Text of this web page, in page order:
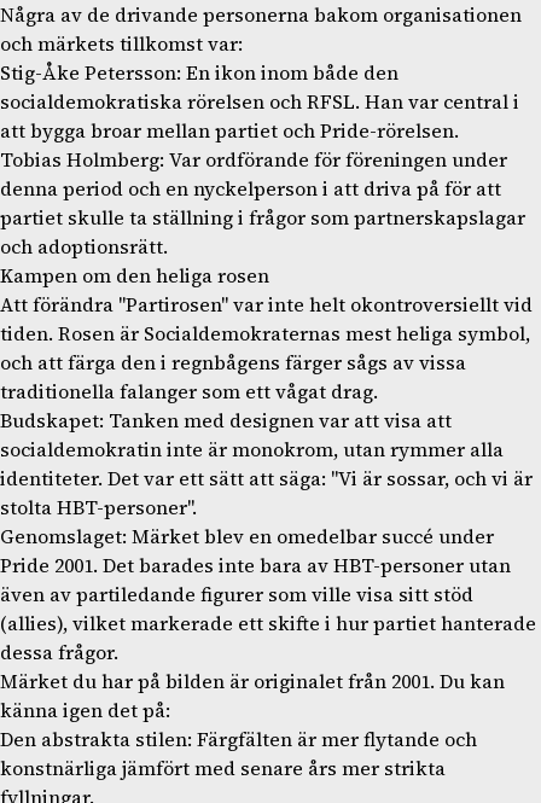
Några av de drivande personerna bakom organisationen
och märkets tillkomst var:
Stig-Åke Petersson: En ikon inom både den
socialdemokratiska rörelsen och RFSL. Han var central i
att bygga broar mellan partiet och Pride-rörelsen.
Tobias Holmberg: Var ordförande för föreningen under
denna period och en nyckelperson i att driva på för att
partiet skulle ta ställning i frågor som partnerskapslagar
och adoptionsrätt.
Kampen om den heliga rosen
Att förändra "Partirosen" var inte helt okontroversiellt vid
tiden. Rosen är Socialdemokraternas mest heliga symbol,
och att färga den i regnbågens färger sågs av vissa
traditionella falanger som ett vågat drag.
Budskapet: Tanken med designen var att visa att
socialdemokratin inte är monokrom, utan rymmer alla
identiteter. Det var ett sätt att säga: "Vi är sossar, och vi är
stolta HBT-personer".
Genomslaget: Märket blev en omedelbar succé under
Pride 2001. Det barades inte bara av HBT-personer utan
även av partiledande figurer som ville visa sitt stöd
(allies), vilket markerade ett skifte i hur partiet hanterade
dessa frågor.
Märket du har på bilden är originalet från 2001. Du kan
känna igen det på:
Den abstrakta stilen: Färgfälten är mer flytande och
konstnärliga jämfört med senare års mer strikta
fyllningar.